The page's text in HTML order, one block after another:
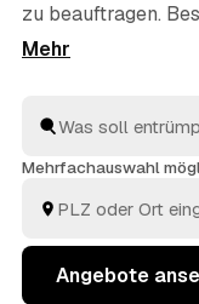
zu beauftragen.
raus soll, und
– die Profis
fachgerecht. So ist
Mehrfachauswahl
Angebote